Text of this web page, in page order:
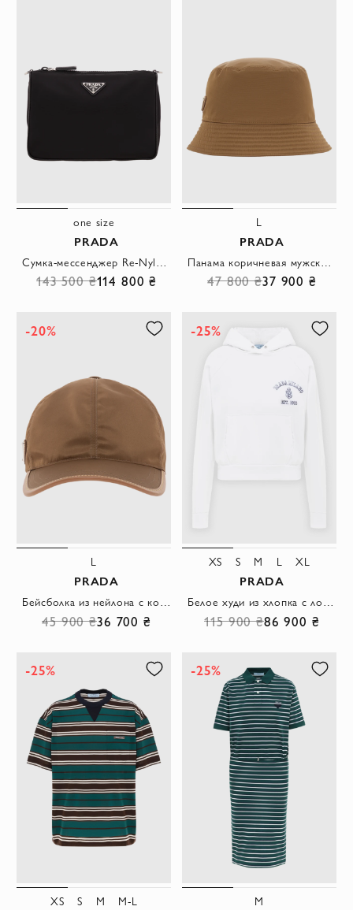
one size
PRADA
143 500 ₴114 800 ₴
L
PRADA
47 800 ₴37 900 ₴
-20%
L
PRADA
45 900 ₴36 700 ₴
-25%
XS S M L XL
PRADA
115 900 ₴86 900 ₴
-25%
XS S M M-L
-25%
M